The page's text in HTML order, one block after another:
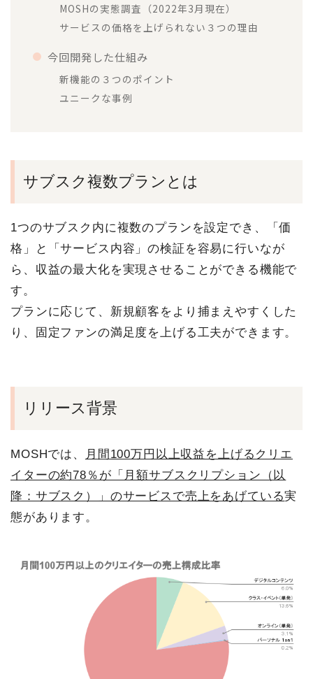
MOSHの実態調査（2022年3月現在）
サービスの価格を上げられない３つの理由
今回開発した仕組み
新機能の３つのポイント
ユニークな事例
サブスク複数プランとは
1つのサブスク内に複数のプランを設定でき、「価
格」と「サービス内容」の検証を容易に行いなが
ら、収益の最大化を実現させることができる機能で
す。
プランに応じて、新規顧客をより捕まえやすくした
り、固定ファンの満足度を上げる工夫ができます。
リリース背景
MOSHでは、
月間100万円以上収益を上げるクリエ
イターの約78％が「月額サブスクリプション（以
降：サブスク）」のサービスで売上をあげている実
態があります。